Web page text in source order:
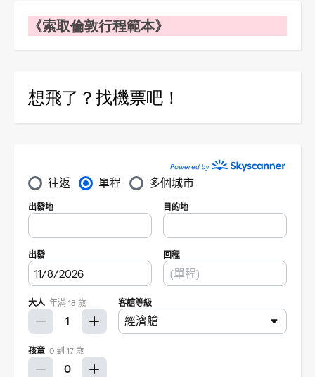
《索取倫敦行程範本》
想飛了？找機票吧！